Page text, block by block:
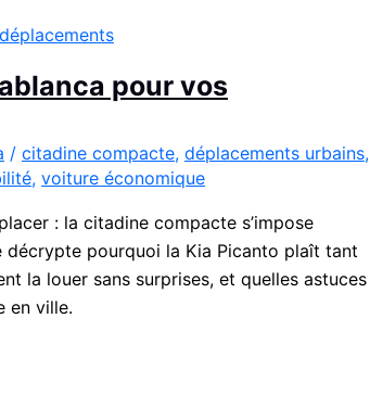
pour vos
/ citadine compacte, déplacements urbains,
, voiture économique
: la citadine compacte s’impose
décrypte pourquoi la Kia Picanto plaît tant
la louer sans surprises, et quelles astuces
en ville.